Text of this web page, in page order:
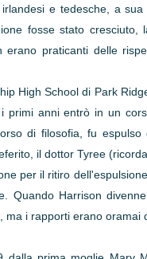
e tedesche, a
fosse stato
praticanti delle
High School di Park
primi anni entrò in un
di filosofia, fu
il dottor Tyree
per il ritiro
Quando Harrison
i rapporti erano oramai